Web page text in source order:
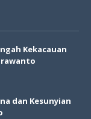
Kekacauan
dan Kesunyian